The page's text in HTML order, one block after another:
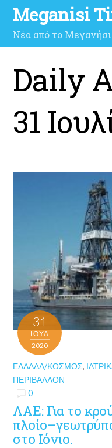
Meganisi
Νέα από το Μεγανήσι
Daily
31
31
ΙΟΎΛ
2020
ΕΛΛΆΔΑ/ΚΌΣΜΟΣ,
ΠΕΡΙΒΆΛΛΟΝ
0
ΛΑΕ: Για το
στο Ιόνιο.